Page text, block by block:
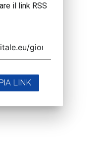
il link RSS
LINK